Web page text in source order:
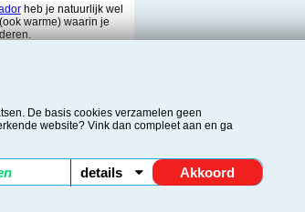
heb je natuurlijk wel
warme) waarin je
.
| BTW 817598479.B01
Surprisetickets.nl
De basis cookies verzamelen geen
website? Vink dan compleet aan en ga
details Akkoord